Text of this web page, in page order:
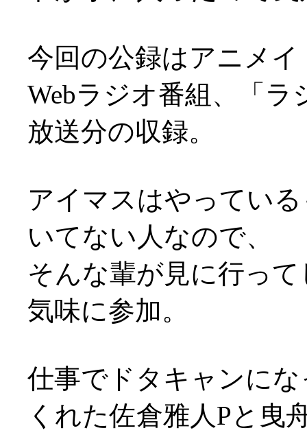
今回の公録はアニメ
Webラジオ番組、「ラ
放送分の収録。
アイマスはやってい
いてない人なので、
そんな輩が見に行っ
気味に参加。
仕事でドタキャンに
くれた佐倉雅人Pと曳